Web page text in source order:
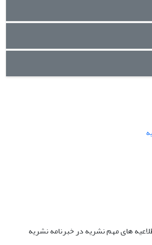
های مهم نشریه در خبرنامه نشریه